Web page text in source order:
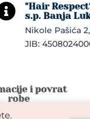
"Hair
s.p. Banja
Nikole Pašića
JIB:
i povrat
robe